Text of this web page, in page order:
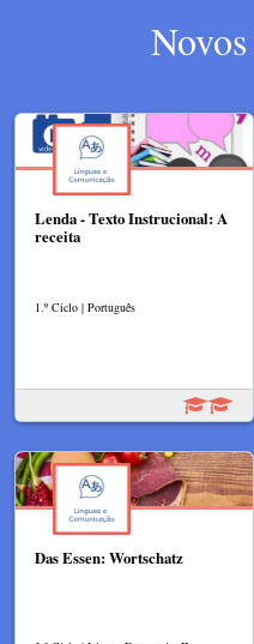
Lenda - Texto Instrucional: A
receita
1.º Ciclo | Português
Das Essen: Wortschatz